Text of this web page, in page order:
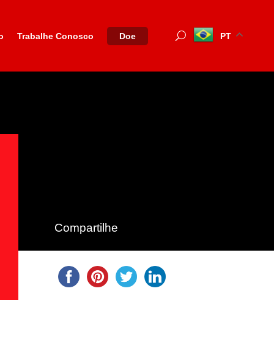
Trabalhe Conosco Doe PT
Compartilhe